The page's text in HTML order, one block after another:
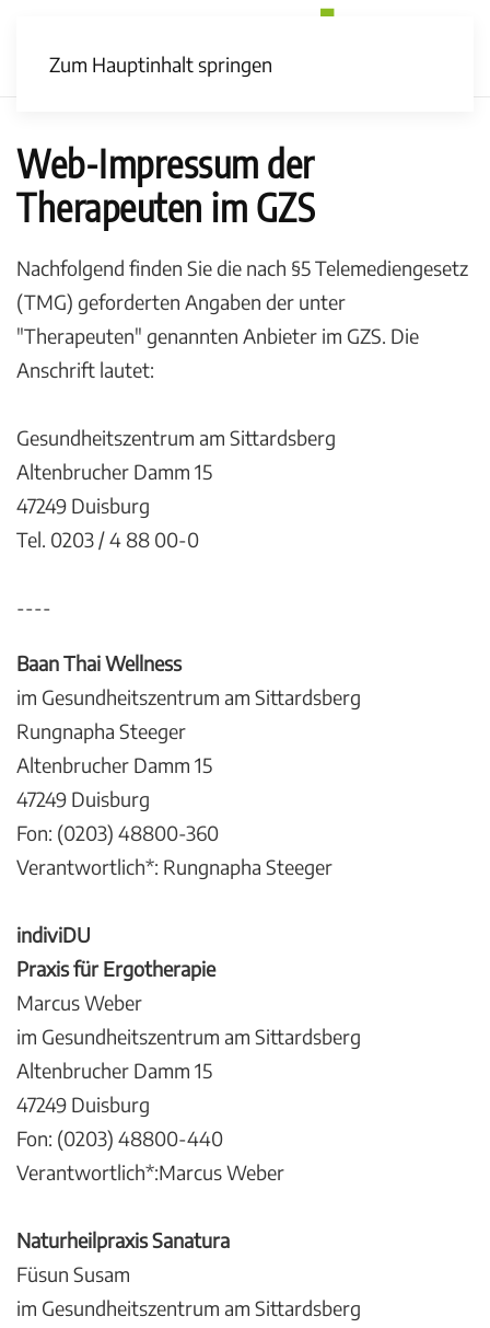
Zum Hauptinhalt springen
Web-Impressum der
Therapeuten im GZS
Nachfolgend finden Sie die nach §5 Telemediengesetz
(TMG) geforderten Angaben der unter
"Therapeuten" genannten Anbieter im GZS. Die
Anschrift lautet:
Gesundheitszentrum am Sittardsberg
Altenbrucher Damm 15
47249 Duisburg
Tel. 0203 / 4 88 00-0
----
Baan Thai Wellness
im Gesundheitszentrum am Sittardsberg
Rungnapha Steeger
Altenbrucher Damm 15
47249 Duisburg
Fon: (0203) 48800-360
Verantwortlich*: Rungnapha Steeger
indiviDU
Praxis für Ergotherapie
Marcus Weber
im Gesundheitszentrum am Sittardsberg
Altenbrucher Damm 15
47249 Duisburg
Fon: (0203) 48800-440
Verantwortlich*:Marcus Weber
Naturheilpraxis Sanatura
Füsun Susam
im Gesundheitszentrum am Sittardsberg